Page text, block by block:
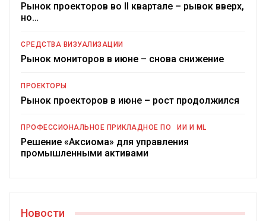
Рынок проекторов во II квартале – рывок вверх,
но…
СРЕДСТВА ВИЗУАЛИЗАЦИИ
Рынок мониторов в июне – снова снижение
ПРОЕКТОРЫ
Рынок проекторов в июне – рост продолжился
ПРОФЕССИОНАЛЬНОЕ ПРИКЛАДНОЕ ПО ИИ И ML
Решение «Аксиома» для управления
промышленными активами
Новости